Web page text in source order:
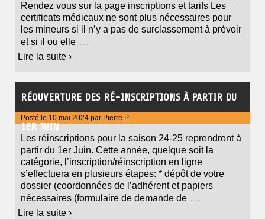
Rendez vous sur la page inscriptions et tarifs Les
certificats médicaux ne sont plus nécessaires pour
les mineurs si il n’y a pas de surclassement à prévoir
et si il ou elle …
Lire la suite ›
RÉOUVERTURE DES RÉ-INSCRIPTIONS À PARTIR DU
1ER JUIN
Posté le 10 mai 2024 par Pierre P.
Les réinscriptions pour la saison 24-25 reprendront à
partir du 1er Juin. Cette année, quelque soit la
catégorie, l’inscription/réinscription en ligne
s’effectuera en plusieurs étapes: * dépôt de votre
dossier (coordonnées de l’adhérent et papiers
nécessaires (formulaire de demande de …
Lire la suite ›